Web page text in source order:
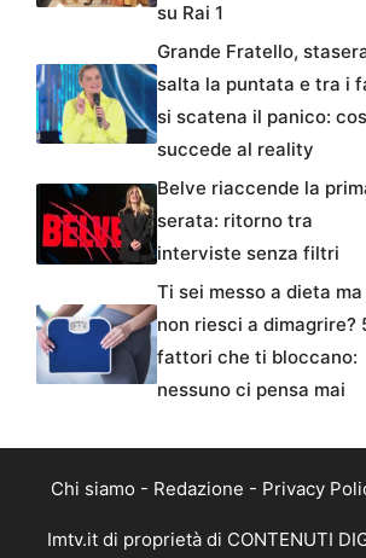
su Rai 1
Grande Fratello,
salta la puntata e tra i
si scatena il panico:
succede al reality
Belve riaccende la
serata: ritorno tra
interviste senza filtri
Ti sei messo a dieta ma
non riesci a dimagrire?
fattori che ti bloccano:
nessuno ci pensa mai
Chi siamo - Redazione - Privacy
Imtv.it di proprietà di CONTENUTI